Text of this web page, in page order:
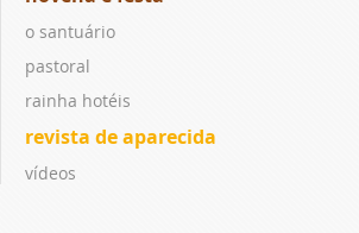
o santuário
pastoral
rainha hotéis
revista de aparecida
vídeos